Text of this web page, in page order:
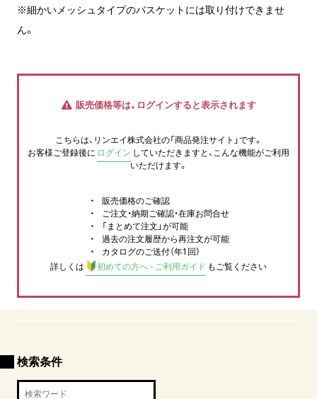
※細かいメッシュタイプのバスケットには取り付けできませ
ん。
販売価格等は、ログインすると表示されます
こちらは、リンエイ株式会社の「商品発注サイト」です。
お客様ご登録後に ログイン していただきますと、こんな機能がご利用
いただけます。
販売価格のご確認
ご注文・納期ご確認・在庫お問合せ
「まとめて注文」が可能
過去の注文履歴から再注文が可能
カタログのご送付（年1回）
詳しくは
初めての方へ - ご利用ガイド もご覧ください
検索条件